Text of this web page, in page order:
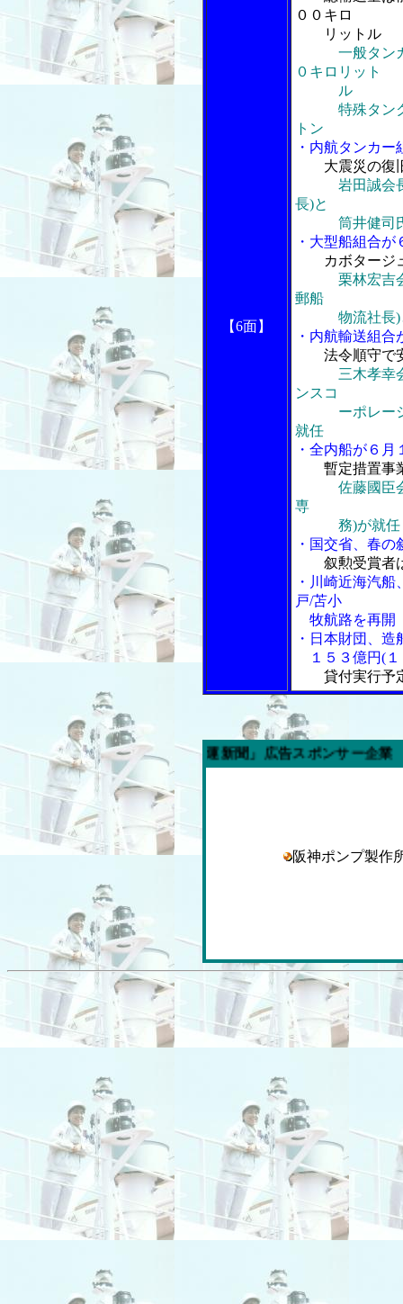
【6面】
００キロ
リットル
一般タン
０キロリット
ル
特殊タンク船
トン
・内航タンカ
大震災の復
岩田誠会
長)と
筒井健司氏(
・大型船組合
カボタージ
栗林宏吉
郵船
物流社長)と
・内航輸送組
法令順守で
三木孝幸
ンスコ
ーポレーショ
就任
・全内船が６
暫定措置事
佐藤國臣
専
務)が就任
・国交省、春
叙勲受賞者
・川崎近海汽
戸/苫小
牧航路を再開
・日本財団、
１５３億円(１
貸付実行予
週の「内航海運新聞」広告スポンサー企業
阪神ポンプ製